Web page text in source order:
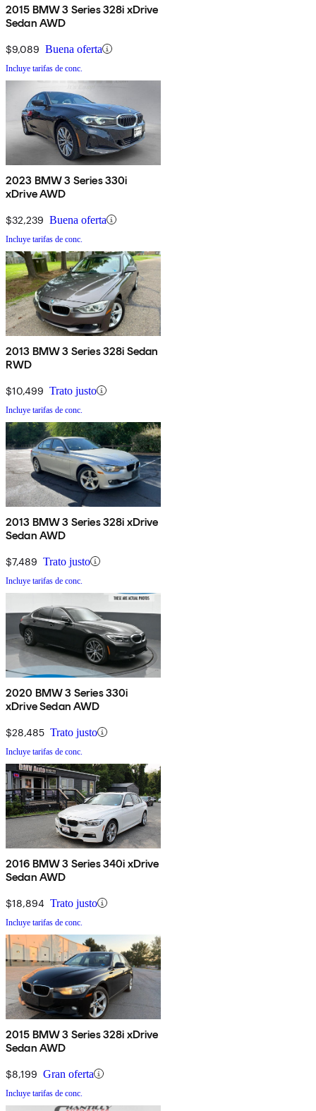
2015 BMW 3 Series 328i xDrive
Sedan AWD
$9,089 Buena oferta
Incluye tarifas de conc.
2023 BMW 3 Series 330i
xDrive AWD
$32,239 Buena oferta
Incluye tarifas de conc.
2013 BMW 3 Series 328i Sedan
RWD
$10,499 Trato justo
Incluye tarifas de conc.
2013 BMW 3 Series 328i xDrive
Sedan AWD
$7,489 Trato justo
Incluye tarifas de conc.
2020 BMW 3 Series 330i
xDrive Sedan AWD
$28,485 Trato justo
Incluye tarifas de conc.
2016 BMW 3 Series 340i xDrive
Sedan AWD
$18,894 Trato justo
Incluye tarifas de conc.
2015 BMW 3 Series 328i xDrive
Sedan AWD
$8,199 Gran oferta
Incluye tarifas de conc.